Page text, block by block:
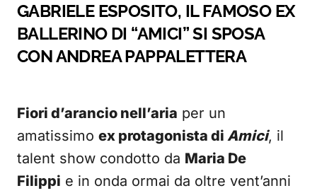
GABRIELE ESPOSITO, IL FAMOSO EX
BALLERINO DI “AMICI” SI SPOSA
CON ANDREA PAPPALETTERA
Fiori d’arancio nell’aria per un
amatissimo ex protagonista di Amici, il
talent show condotto da Maria De
Filippi e in onda ormai da oltre vent’anni